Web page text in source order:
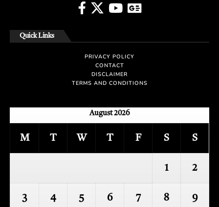
Quick Links
PRIVACY POLICY
CONTACT
DISCLAIMER
TERMS AND CONDITIONS
August 2026
M T W T F S S
1 2
3 4 5 6 7 8 9